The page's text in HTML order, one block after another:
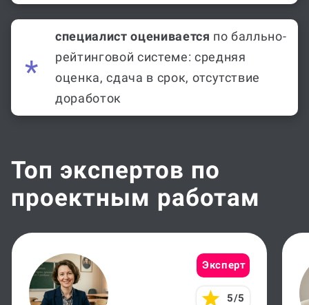
специалист оценивается по балльно-
рейтинговой системе: средняя
оценка, сдача в срок, отсутствие
доработок
Топ экспертов по
проектным работам
Эксперт
5/5